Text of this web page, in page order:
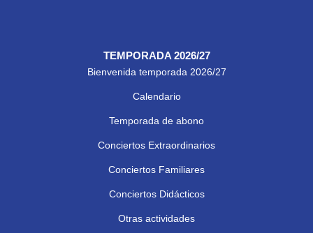
TEMPORADA 2026/27
Bienvenida temporada 2026/27
Calendario
Temporada de abono
Conciertos Extraordinarios
Conciertos Familiares
Conciertos Didácticos
Otras actividades